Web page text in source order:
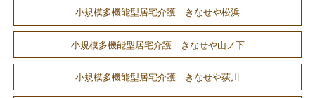
小規模多機能型居宅介護 きなせや松浜
小規模多機能型居宅介護 きなせや山ノ下
小規模多機能型居宅介護 きなせや荻川